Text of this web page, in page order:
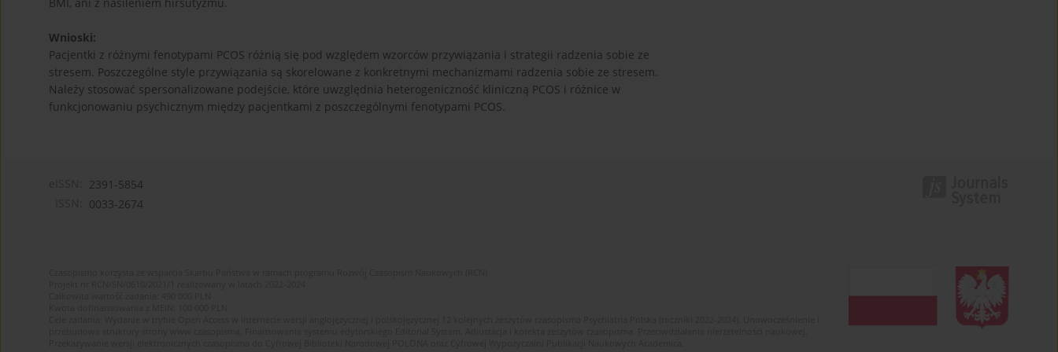
BMI, ani z nasileniem hirsutyzmu.
Wnioski:
Pacjentki z różnymi fenotypami PCOS różnią się pod względem wzorców przywiązania i strategii radzenia sobie ze
stresem. Poszczególne style przywiązania są skorelowane z konkretnymi mechanizmami radzenia sobie ze stresem.
Należy stosować spersonalizowane podejście, które uwzględnia heterogeniczność kliniczną PCOS i różnice w
funkcjonowaniu psychicznym między pacjentkami z poszczególnymi fenotypami PCOS.
2391-5854
0033-2674